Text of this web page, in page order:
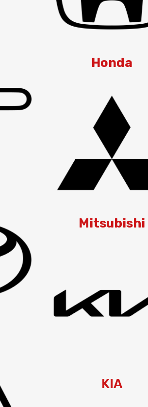
Honda
Mitsubishi
KIA